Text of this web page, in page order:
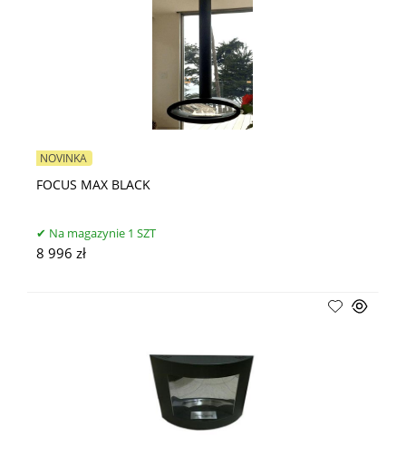
FOCUS MAX BLACK
NOVINKA
Na magazynie 1 SZT
8 996 zł